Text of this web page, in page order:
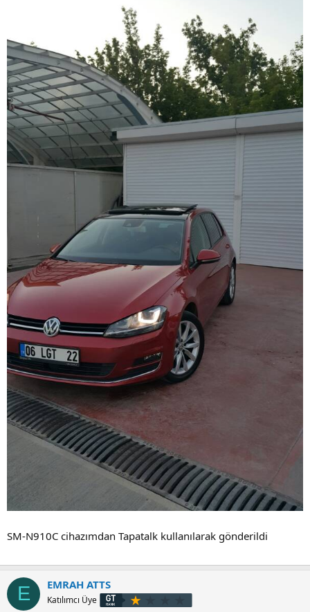
SM-N910C cihazımdan Tapatalk kullanılarak gönderildi
E EMRAH ATTS
Katılımcı Üye